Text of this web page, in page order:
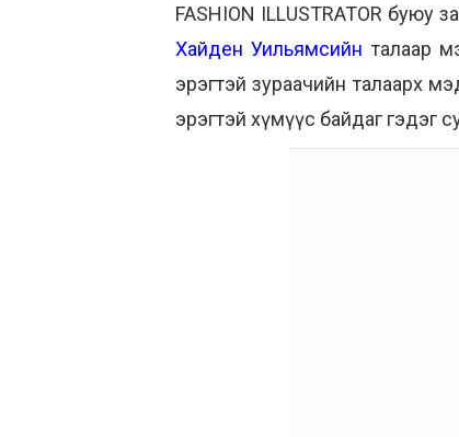
FASHION ILLUSTRATOR буюу
Хайден Уильямсийн талаар
эрэгтэй зураачийн талаарх
эрэгтэй хүмүүс байдаг гэдэг